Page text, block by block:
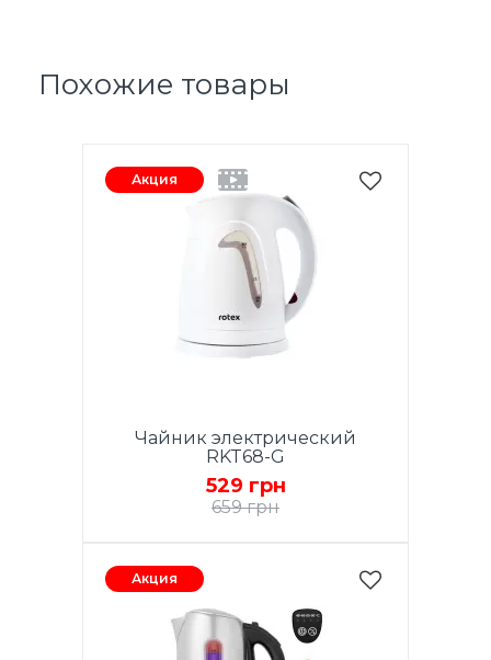
Похожие товары
Акция
Чайник электрический
RKT68-G
529 грн
659 грн
Акция